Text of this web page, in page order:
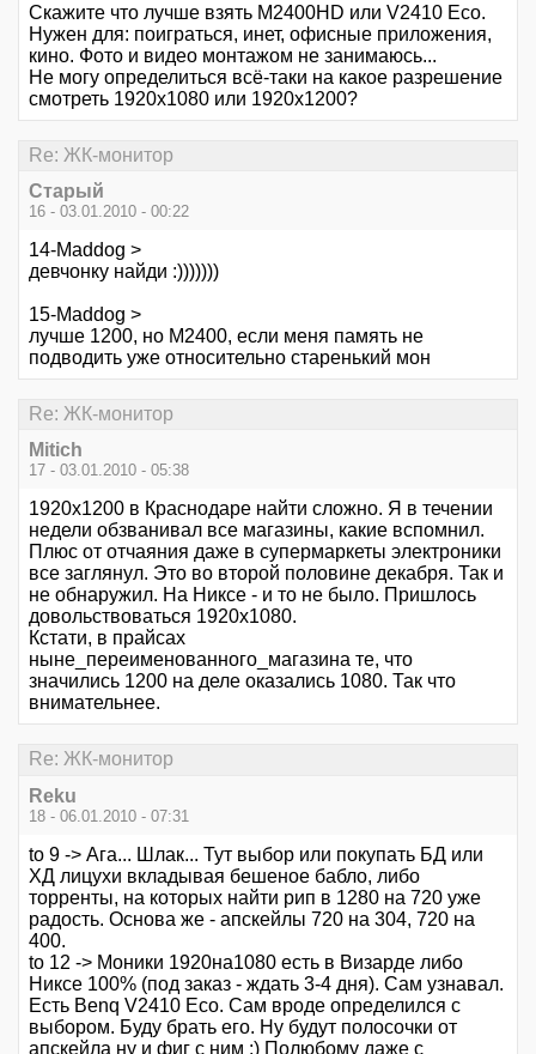
Скажите что лучше взять M2400HD или V2410 Eco.
Нужен для: поиграться, инет, офисные приложения,
кино. Фото и видео монтажом не занимаюсь...
Не могу определиться всё-таки на какое разрешение
смотреть 1920х1080 или 1920х1200?
Re: ЖК-монитор
Старый
16 - 03.01.2010 - 00:22
14-Maddog >
девчонку найди :)))))))
15-Maddog >
лучше 1200, но М2400, если меня память не
подводить уже относительно старенький мон
Re: ЖК-монитор
Mitich
17 - 03.01.2010 - 05:38
1920х1200 в Краснодаре найти сложно. Я в течении
недели обзванивал все магазины, какие вспомнил.
Плюс от отчаяния даже в супермаркеты электроники
все заглянул. Это во второй половине декабря. Так и
не обнаружил. На Никсе - и то не было. Пришлось
довольствоваться 1920х1080.
Кстати, в прайсах
ныне_переименованного_магазина те, что
значились 1200 на деле оказались 1080. Так что
внимательнее.
Re: ЖК-монитор
Reku
18 - 06.01.2010 - 07:31
to 9 -> Ага... Шлак... Тут выбор или покупать БД или
ХД лицухи вкладывая бешеное бабло, либо
торренты, на которых найти рип в 1280 на 720 уже
радость. Основа же - апскейлы 720 на 304, 720 на
400.
to 12 -> Моники 1920на1080 есть в Визарде либо
Никсе 100% (под заказ - ждать 3-4 дня). Сам узнавал.
Есть Benq V2410 Eco. Сам вроде определился с
выбором. Буду брать его. Ну будут полосочки от
апскейла ну и фиг с ним :) Полюбому даже с